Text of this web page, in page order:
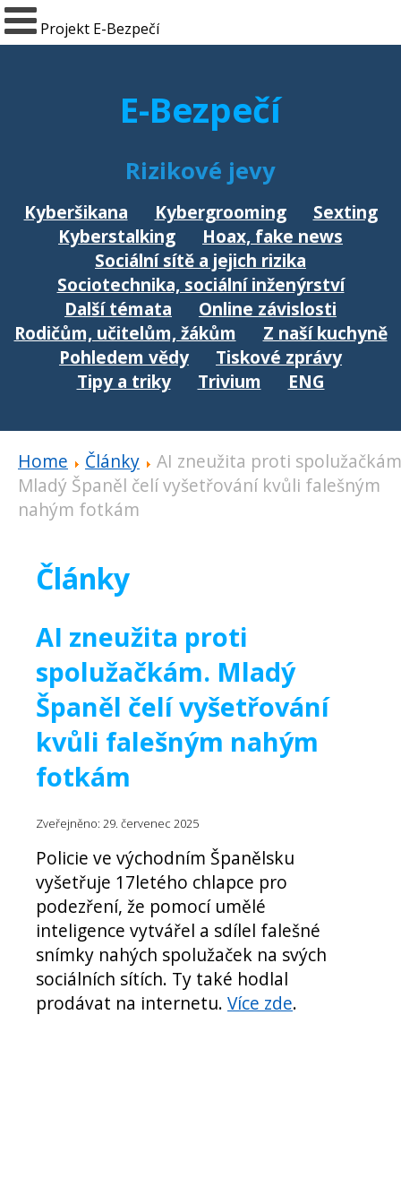
Projekt E-Bezpečí
E-Bezpečí
Rizikové jevy
Kyberšikana Kybergrooming
Sexting
Kyberstalking
Hoax, fake news
Sociální sítě a jejich rizika
Sociotechnika, sociální inženýrství
Další témata
Online závislosti
Rodičům, učitelům, žákům
Z naší kuchyně
Pohledem vědy
Tiskové zprávy
Tipy a triky
Trivium ENG
Home Články
AI zneužita proti
Mladý Španěl čelí vyšetřování kvůli falešným
nahým fotkám
Články
AI zneužita proti
spolužačkám. Mladý
Španěl čelí vyšetřování
kvůli falešným nahým
fotkám
Zveřejněno: 29. červenec 2025
Policie ve východním Španělsku
vyšetřuje 17letého chlapce pro
podezření, že pomocí umělé
inteligence vytvářel a sdílel falešné
snímky nahých spolužaček na svých
sociálních sítích. Ty také hodlal
prodávat na internetu. Více zde.